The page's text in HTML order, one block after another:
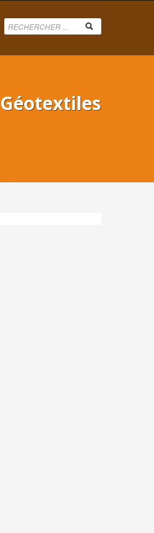
Géotextiles